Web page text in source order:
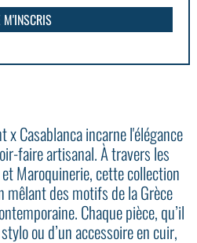
x Casablanca incarne l'élégance
faire artisanal. À travers les
Maroquinerie, cette collection
mêlant des motifs de la Grèce
Chaque pièce, qu’il
ou d’un accessoire en cuir,